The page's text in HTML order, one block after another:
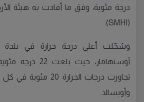
درجة مئوية، وفق ما أفادت به هيئة
(SMHI).
وسُجّلت أعلى درجة حرارة في بلدة
أوستهامار، حيث
تجاوزت درجات الحرارة
وأوبسالا.